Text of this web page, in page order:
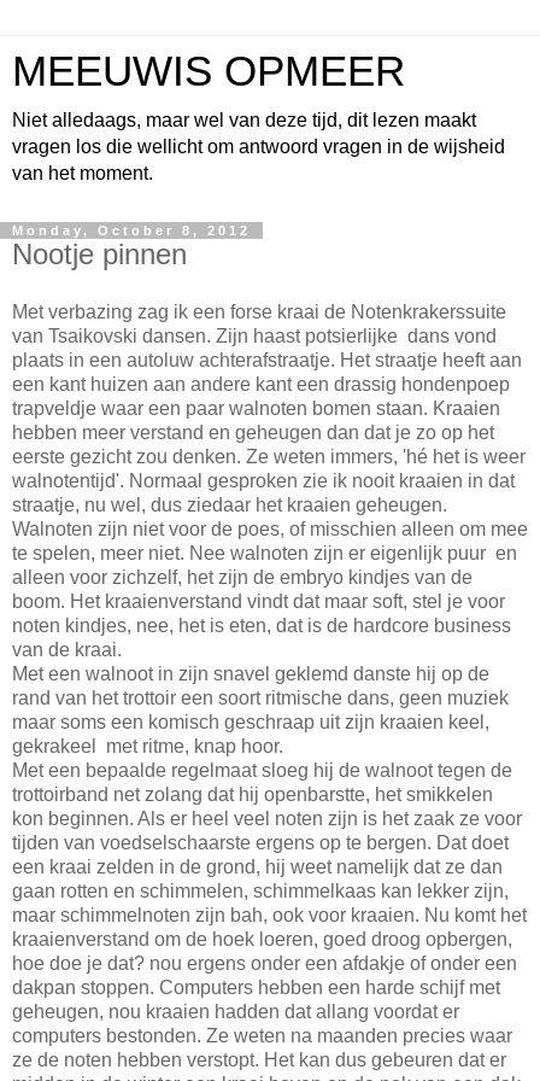
MEEUWIS OPMEER
Niet alledaags, maar wel van deze tijd, dit lezen maakt
vragen los die wellicht om antwoord vragen in de wijsheid
van het moment.
Monday, October 8, 2012
Nootje pinnen
Met verbazing zag ik een forse kraai de Notenkrakerssuite
van Tsaikovski dansen. Zijn haast potsierlijke dans vond
plaats in een autoluw achterafstraatje. Het straatje heeft aan
een kant huizen aan andere kant een drassig hondenpoep
trapveldje waar een paar walnoten bomen staan. Kraaien
hebben meer verstand en geheugen dan dat je zo op het
eerste gezicht zou denken. Ze weten immers, 'hé het is weer
walnotentijd'. Normaal gesproken zie ik nooit kraaien in dat
straatje, nu wel, dus ziedaar het kraaien geheugen.
Walnoten zijn niet voor de poes, of misschien alleen om mee
te spelen, meer niet. Nee walnoten zijn er eigenlijk puur en
alleen voor zichzelf, het zijn de embryo kindjes van de
boom. Het kraaienverstand vindt dat maar soft, stel je voor
noten kindjes, nee, het is eten, dat is de hardcore business
van de kraai.
Met een walnoot in zijn snavel geklemd danste hij op de
rand van het trottoir een soort ritmische dans, geen muziek
maar soms een komisch geschraap uit zijn kraaien keel,
gekrakeel met ritme, knap hoor.
Met een bepaalde regelmaat sloeg hij de walnoot tegen de
trottoirband net zolang dat hij openbarstte, het smikkelen
kon beginnen. Als er heel veel noten zijn is het zaak ze voor
tijden van voedselschaarste ergens op te bergen. Dat doet
een kraai zelden in de grond, hij weet namelijk dat ze dan
gaan rotten en schimmelen, schimmelkaas kan lekker zijn,
maar schimmelnoten zijn bah, ook voor kraaien. Nu komt het
kraaienverstand om de hoek loeren, goed droog opbergen,
hoe doe je dat? nou ergens onder een afdakje of onder een
dakpan stoppen. Computers hebben een harde schijf met
geheugen, nou kraaien hadden dat allang voordat er
computers bestonden. Ze weten na maanden precies waar
ze de noten hebben verstopt. Het kan dus gebeuren dat er